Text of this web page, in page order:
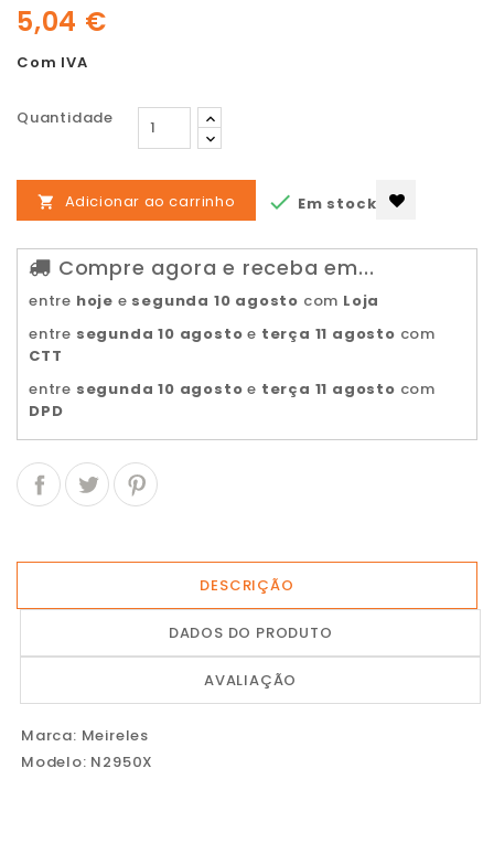
5,04 €
Com IVA
Quantidade
 Adicionar ao carrinho  Em stock
Compre agora e receba em...
entre hoje e segunda 10 agosto com Loja
entre segunda 10 agosto e terça 11 agosto com
CTT
entre segunda 10 agosto e terça 11 agosto com
DPD
DESCRIÇÃO
DADOS DO PRODUTO
AVALIAÇÃO
Marca: Meireles
Modelo: N2950X